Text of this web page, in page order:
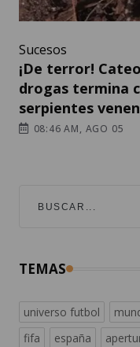
Sucesos
¡De terror!
drogas termina
serpientes
08:46 AM, AGO 05
TEMAS
universo futbol
fifa
españa